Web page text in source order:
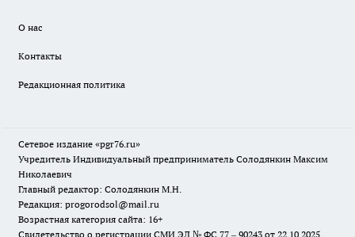
О нас
Контакты
Редакционная политика
Сетевое издание «pgr76.ru»
Учредитель Индивидуальный предприниматель Солодянкин Максим
Николаевич
Главный редактор: Солодянкин М.Н.
Редакция: progorodsol@mail.ru
Возрастная категория сайта: 16+
Свидетельство о регистрации СМИ ЭЛ № ФС 77 – 90243 от 22.10.2025.